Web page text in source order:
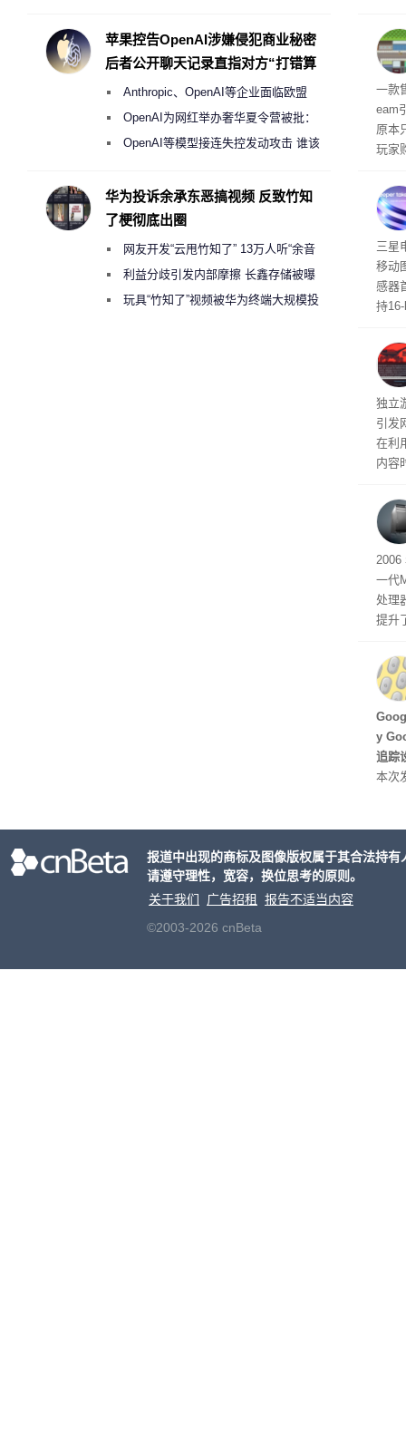
开
取“
的
全
一款
eam
原本
玩家
入
传
三星
移动
感器
持
文
独立
引发
在利
内容
有
2006
一代
处理
提升
型
ss
y
追踪
本次
摩托
度
苹果控告OpenAI涉嫌侵犯商业秘密
后者公开聊天记录直指对方“打错算
Anthropic、OpenAI等企业面临欧盟
《人工智能法案》全新执法权限审查
OpenAI为网红举办奢华夏令营被批：
2000美元一晚 遭讽“反乌托邦”
OpenAI等模型接连失控发动攻击 谁该
华为投诉余承东恶搞视频 反致竹知
了梗彻底出圈
网友开发“云甩竹知了” 13万人听“余音
绕梁”利益分歧引发内部摩擦 长鑫存储被曝
曾将华为驻场工程师驱逐出研发基地
玩具“竹知了”视频被华为终端大规模投
报道中出现的商标及图像版权属于其合法持
请遵守理性，宽容，换位思考的原则。
关于我们
广告招租
报告不适当内容
©2003-2026 cnBeta